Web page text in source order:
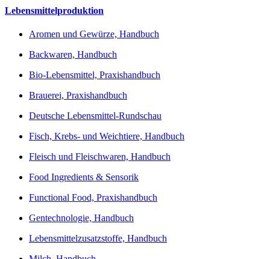
Lebensmittelproduktion
Aromen und Gewürze, Handbuch
Backwaren, Handbuch
Bio-Lebensmittel, Praxishandbuch
Brauerei, Praxishandbuch
Deutsche Lebensmittel-Rundschau
Fisch, Krebs- und Weichtiere, Handbuch
Fleisch und Fleischwaren, Handbuch
Food Ingredients & Sensorik
Functional Food, Praxishandbuch
Gentechnologie, Handbuch
Lebensmittelzusatzstoffe, Handbuch